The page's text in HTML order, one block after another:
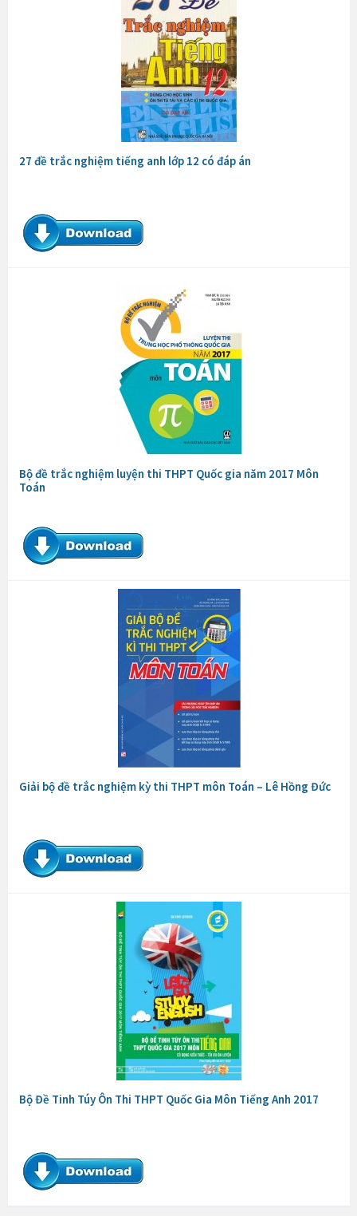
27 đề trắc nghiệm tiếng anh lớp 12 có đáp án
Bộ đề trắc nghiệm luyện thi THPT Quốc gia năm 2017 Môn
Toán
Giải bộ đề trắc nghiệm kỳ thi THPT môn Toán – Lê Hồng Đức
Bộ Đề Tinh Túy Ôn Thi THPT Quốc Gia Môn Tiếng Anh 2017